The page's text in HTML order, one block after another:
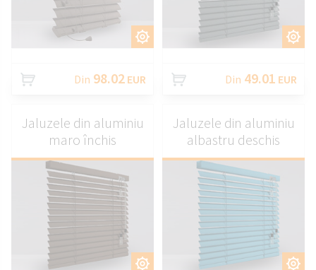
PERSONALIZAȚI
Din 98.02 EUR
PERSONALIZAȚI
Din 49.01 EUR
PERSONALIZAȚI
Jaluzele din aluminiu
maro închis
PERSONALIZAȚI
Jaluzele din aluminiu
albastru deschis